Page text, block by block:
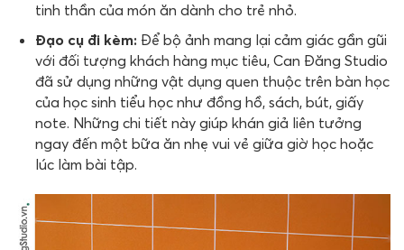
tinh thần của món ăn dành cho trẻ nhỏ.
Đạo cụ đi kèm: Để bộ ảnh mang lại cảm giác gần gũi
với đối tượng khách hàng mục tiêu, Can Đăng Studio
đã sử dụng những vật dụng quen thuộc trên bàn học
của học sinh tiểu học như đồng hồ, sách, bút, giấy
note. Những chi tiết này giúp khán giả liên tưởng
ngay đến một bữa ăn nhẹ vui vẻ giữa giờ học hoặc
lúc làm bài tập.